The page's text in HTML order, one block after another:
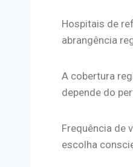
Hospitais de
abrangência
A cobertura
depende do
Frequência de
escolha